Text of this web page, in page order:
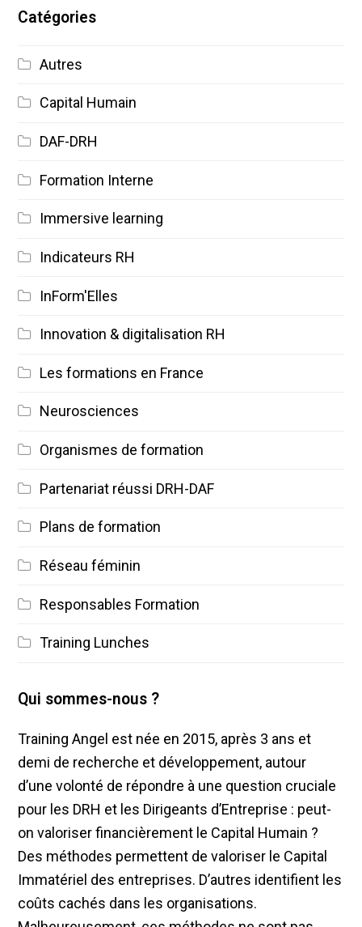
Catégories
Autres
Capital Humain
DAF-DRH
Formation Interne
Immersive learning
Indicateurs RH
InForm'Elles
Innovation & digitalisation RH
Les formations en France
Neurosciences
Organismes de formation
Partenariat réussi DRH-DAF
Plans de formation
Réseau féminin
Responsables Formation
Training Lunches
Qui sommes-nous ?
Training Angel est née en 2015, après 3 ans et
demi de recherche et développement, autour
d’une volonté de répondre à une question cruciale
pour les DRH et les Dirigeants d’Entreprise : peut-
on valoriser financièrement le Capital Humain ?
Des méthodes permettent de valoriser le Capital
Immatériel des entreprises. D’autres identifient les
coûts cachés dans les organisations.